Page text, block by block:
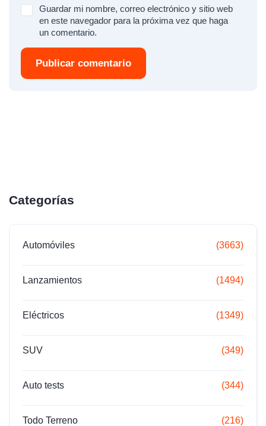
Guardar mi nombre, correo electrónico y sitio web
en este navegador para la próxima vez que haga
un comentario.
Publicar comentario
Categorías
Automóviles (3663)
Lanzamientos (1494)
Eléctricos (1349)
SUV (349)
Auto tests (344)
Todo Terreno (216)